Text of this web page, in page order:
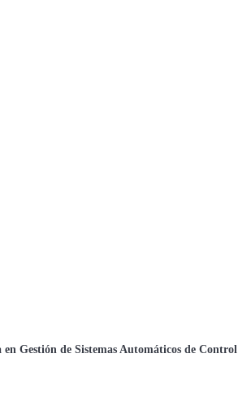
en Gestión de Sistemas Automáticos de Control